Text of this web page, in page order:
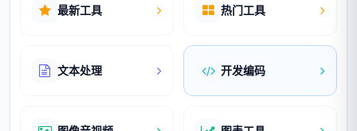
最新工具 热门工具
文本处理 开发编码